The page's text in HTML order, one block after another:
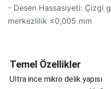
- Desen Hassasiyeti: Çizgi
merkezlilik ≤0,005 mm
Temel Özellikler
Ultra ince mikro delik yapısı